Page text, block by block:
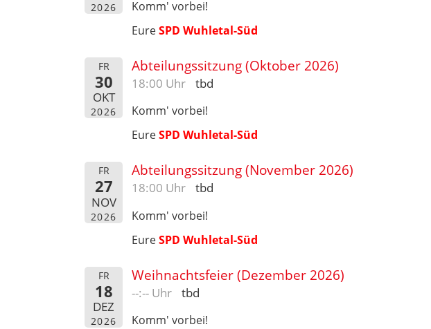
2026
Komm' vorbei!
EureSPD Wuhletal-Süd
FR
30
OKT
2026
Abteilungssitzung (Oktober 2026)
18:00 Uhr tbd
Komm' vorbei!
EureSPD Wuhletal-Süd
FR
27
NOV
2026
Abteilungssitzung (November 2026)
18:00 Uhr tbd
Komm' vorbei!
EureSPD Wuhletal-Süd
FR
18
DEZ
2026
Weihnachtsfeier (Dezember 2026)
--:-- Uhr tbd
Komm' vorbei!